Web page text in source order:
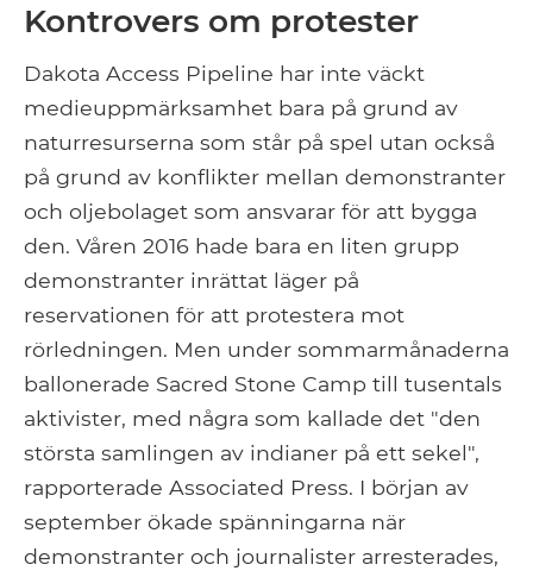
Kontrovers om protester
Dakota Access Pipeline har inte väckt
medieuppmärksamhet bara på grund av
naturresurserna som står på spel utan också
på grund av konflikter mellan demonstranter
och oljebolaget som ansvarar för att bygga
den. Våren 2016 hade bara en liten grupp
demonstranter inrättat läger på
reservationen för att protestera mot
rörledningen. Men under sommarmånaderna
ballonerade Sacred Stone Camp till tusentals
aktivister, med några som kallade det "den
största samlingen av indianer på ett sekel",
rapporterade Associated Press. I början av
september ökade spänningarna när
demonstranter och journalister arresterades,